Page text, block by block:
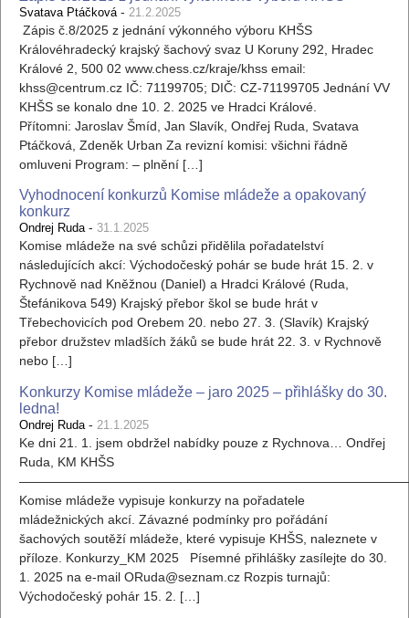
Svatava Ptáčková - 21.2.2025
Zápis č.8/2025 z jednání výkonného výboru KHŠS
Královéhradecký krajský šachový svaz U Koruny 292, Hradec
Králové 2, 500 02 www.chess.cz/kraje/khss email:
khss@centrum.cz IČ: 71199705; DIČ: CZ-71199705 Jednání VV
KHŠS se konalo dne 10. 2. 2025 ve Hradci Králové.
Přítomni: Jaroslav Šmíd, Jan Slavík, Ondřej Ruda, Svatava
Ptáčková, Zdeněk Urban Za revizní komisi: všichni řádně
omluveni Program: – plnění […]
Vyhodnocení konkurzů Komise mládeže a opakovaný
konkurz
Ondrej Ruda- 31.1.2025
Komise mládeže na své schůzi přidělila pořadatelství
následujících akcí: Východočeský pohár se bude hrát 15. 2. v
Rychnově nad Kněžnou (Daniel) a Hradci Králové (Ruda,
Štefánikova 549) Krajský přebor škol se bude hrát v
Třebechovicích pod Orebem 20. nebo 27. 3. (Slavík) Krajský
přebor družstev mladších žáků se bude hrát 22. 3. v Rychnově
nebo […]
Konkurzy Komise mládeže – jaro 2025 – přihlášky do 30.
ledna!
Ondrej Ruda - 21.1.2025
Ke dni 21. 1. jsem obdržel nabídky pouze z Rychnova… Ondřej
Ruda, KM KHŠS
Komise mládeže vypisuje konkurzy na pořadatele
mládežnických akcí. Závazné podmínky pro pořádání
šachových soutěží mládeže, které vypisuje KHŠS, naleznete v
příloze. Konkurzy_KM 2025 Písemné přihlášky zasílejte do 30.
1. 2025 na e-mail ORuda@seznam.cz Rozpis turnajů:
Východočeský pohár 15. 2. […]